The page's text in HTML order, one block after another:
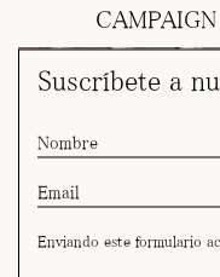
Suscríbete a
Enviando este formulario